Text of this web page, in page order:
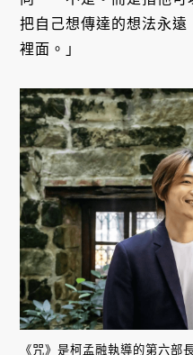
把自己想傳達的想法永
裡面。」
《咒》是柯孟融執導的第六部